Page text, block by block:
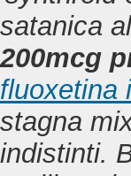
satanica
200mcg
fluoxetina
stagna
indistinti.